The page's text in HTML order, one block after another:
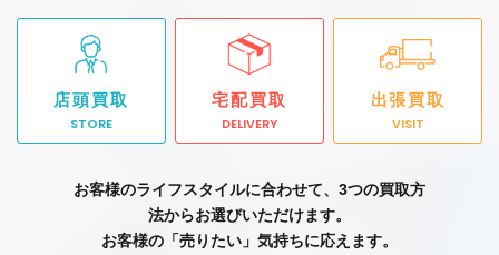
店頭買取
STORE
宅配買取
DELIVERY
出張買取
VISIT
お客様のライフスタイルに合わせて、3つの買取方
法からお選びいただけます。
お客様の「売りたい」気持ちに応えます。